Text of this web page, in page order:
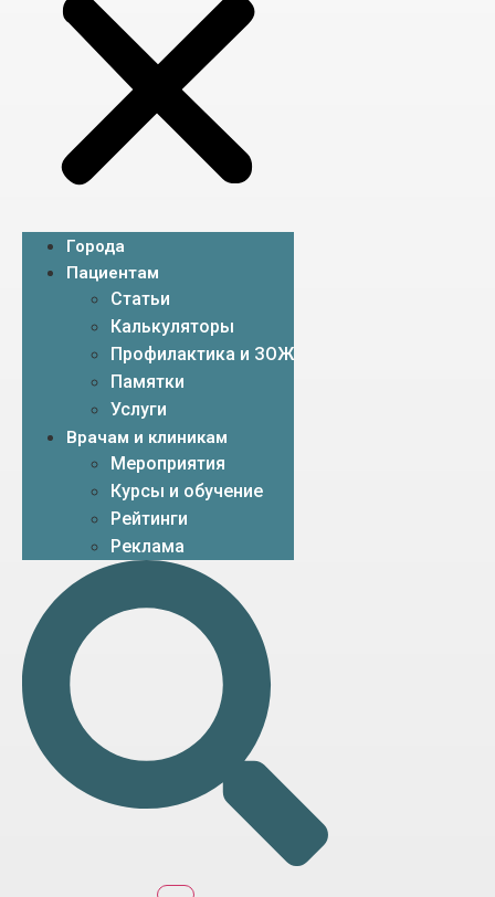
Города
Пациентам
Статьи
Калькуляторы
Профилактика и ЗОЖ
Памятки
Услуги
Врачам и клиникам
Мероприятия
Курсы и обучение
Рейтинги
Реклама